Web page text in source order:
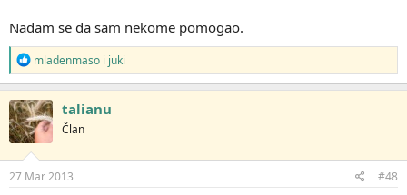
Nadam se da sam nekome pomogao.
R
e
a
g
o
v
a
n
j
mladenmaso i juki
talianu
Član
27 Mar 2013 #48